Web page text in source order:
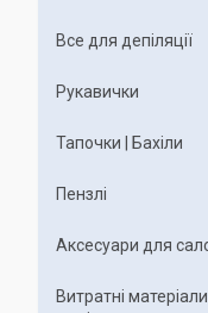
Все для депіляції
Рукавички
Тапочки | Бахіли
Пензлі
Аксесуари для
Витратні